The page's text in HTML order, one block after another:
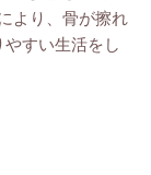
より、骨が擦れ
すい生活をし